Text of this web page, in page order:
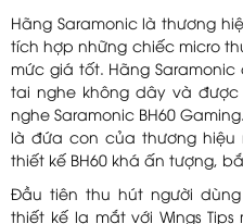
Hãng Saramonic là thương
tích hợp những chiếc micro
mức giá tốt. Hãng
tai nghe không dây và
nghe Saramonic BH60
là đứa con của thương hiệu
thiết kế BH60 khá ấn tượng,
Đầu tiên thu hút người
thiết kế lạ mắt với Wings